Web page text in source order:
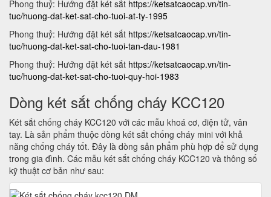
Phong thuỷ: Hướng đặt két sắt https://ketsatcaocap.vn/tin-
tuc/huong-dat-ket-sat-cho-tuoi-at-ty-1995
Phong thuỷ: Hướng đặt két sắt https://ketsatcaocap.vn/tin-
tuc/huong-dat-ket-sat-cho-tuoi-tan-dau-1981
Phong thuỷ: Hướng đặt két sắt https://ketsatcaocap.vn/tin-
tuc/huong-dat-ket-sat-cho-tuoi-quy-hoi-1983
Dòng két sắt chống cháy KCC120
Két sắt chống cháy KCC120 với các mẫu khoá cơ, điện tử, vân
tay. Là sản phẩm thuộc dòng két sắt chống cháy mini với khả
năng chống cháy tốt. Đây là dòng sản phẩm phù hợp để sử dụng
trong gia đình. Các mẫu két sắt chống cháy KCC120 và thông số
kỹ thuật cơ bản như sau: